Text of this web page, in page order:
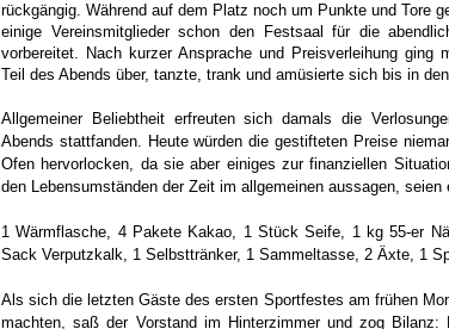
rückgängig. Während auf dem Platz noch um Punkte und Tore
einige Vereinsmitglieder schon den Festsaal für die
vorbereitet. Nach kurzer Ansprache und Preisverleihung ging
Teil des Abends über, tanzte, trank und amüsierte sich bis in
Allgemeiner Beliebtheit erfreuten sich damals die
Abends stattfanden. Heute würden die gestifteten Preise
Ofen hervorlocken, da sie aber einiges zur finanziellen
den Lebensumständen der Zeit im allgemeinen aussagen, seien
1 Wärmflasche, 4 Pakete Kakao, 1 Stück Seife, 1 kg 55-er
Sack Verputzkalk, 1 Selbsttränker, 1 Sammeltasse, 2 Äxte, 1
Als sich die letzten Gäste des ersten Sportfestes am frühen
machten, saß der Vorstand im Hinterzimmer und zog Bilanz: